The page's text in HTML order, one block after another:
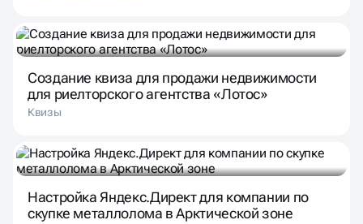
Создание квиза для продажи недвижимости
для риелторского агентства «Лотос»
Квизы
Настройка Яндекс.Директ для компании по
скупке металлолома в Арктической зоне